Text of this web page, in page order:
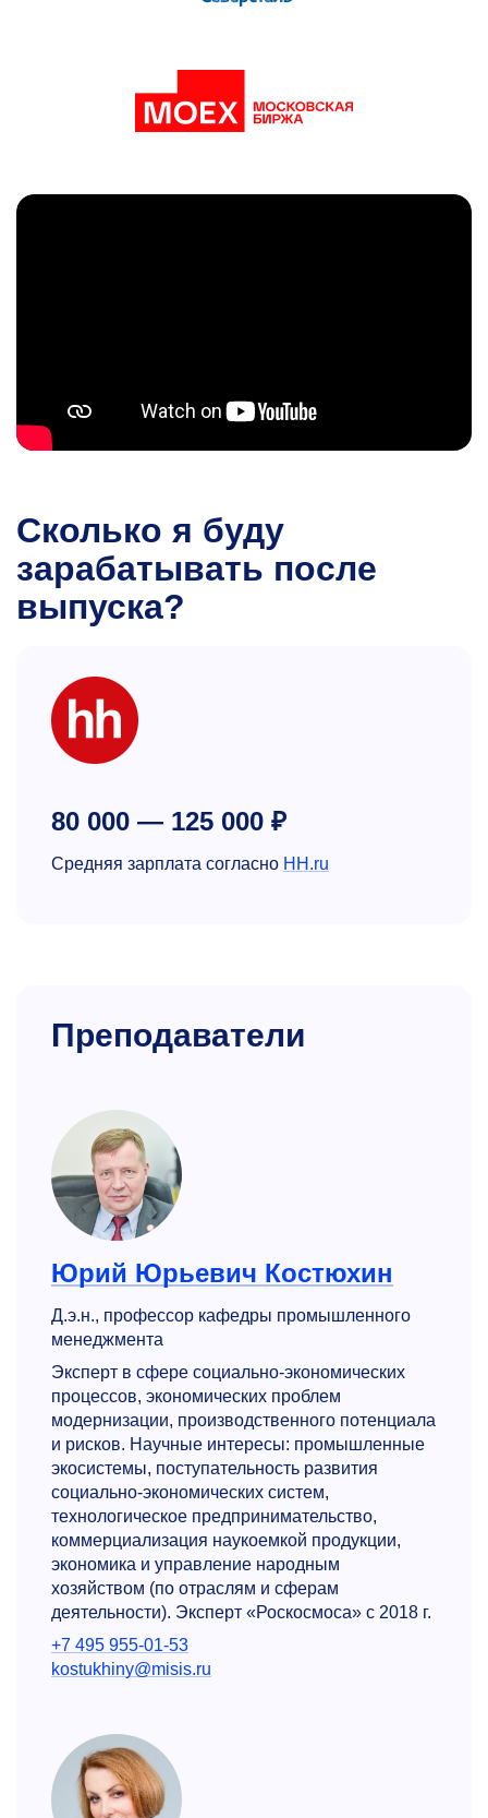
Сколько я буду
зарабатывать после
выпуска?
80 000 — 125 000 ₽
Средняя зарплата согласно HH.ru
Преподаватели
Юрий Юрьевич Костюхин
Д.э.н., профессор кафедры промышленного
менеджмента
Эксперт в сфере социально-экономических
процессов, экономических проблем
модернизации, производственного потенциала
и рисков. Научные интересы: промышленные
экосистемы, поступательность развития
социально-экономических систем,
технологическое предпринимательство,
коммерциализация наукоемкой продукции,
экономика и управление народным
хозяйством (по отраслям и сферам
деятельности). Эксперт «Роскосмоса» с 2018 г.
+7 495 955-01-53
kostukhiny@misis.ru